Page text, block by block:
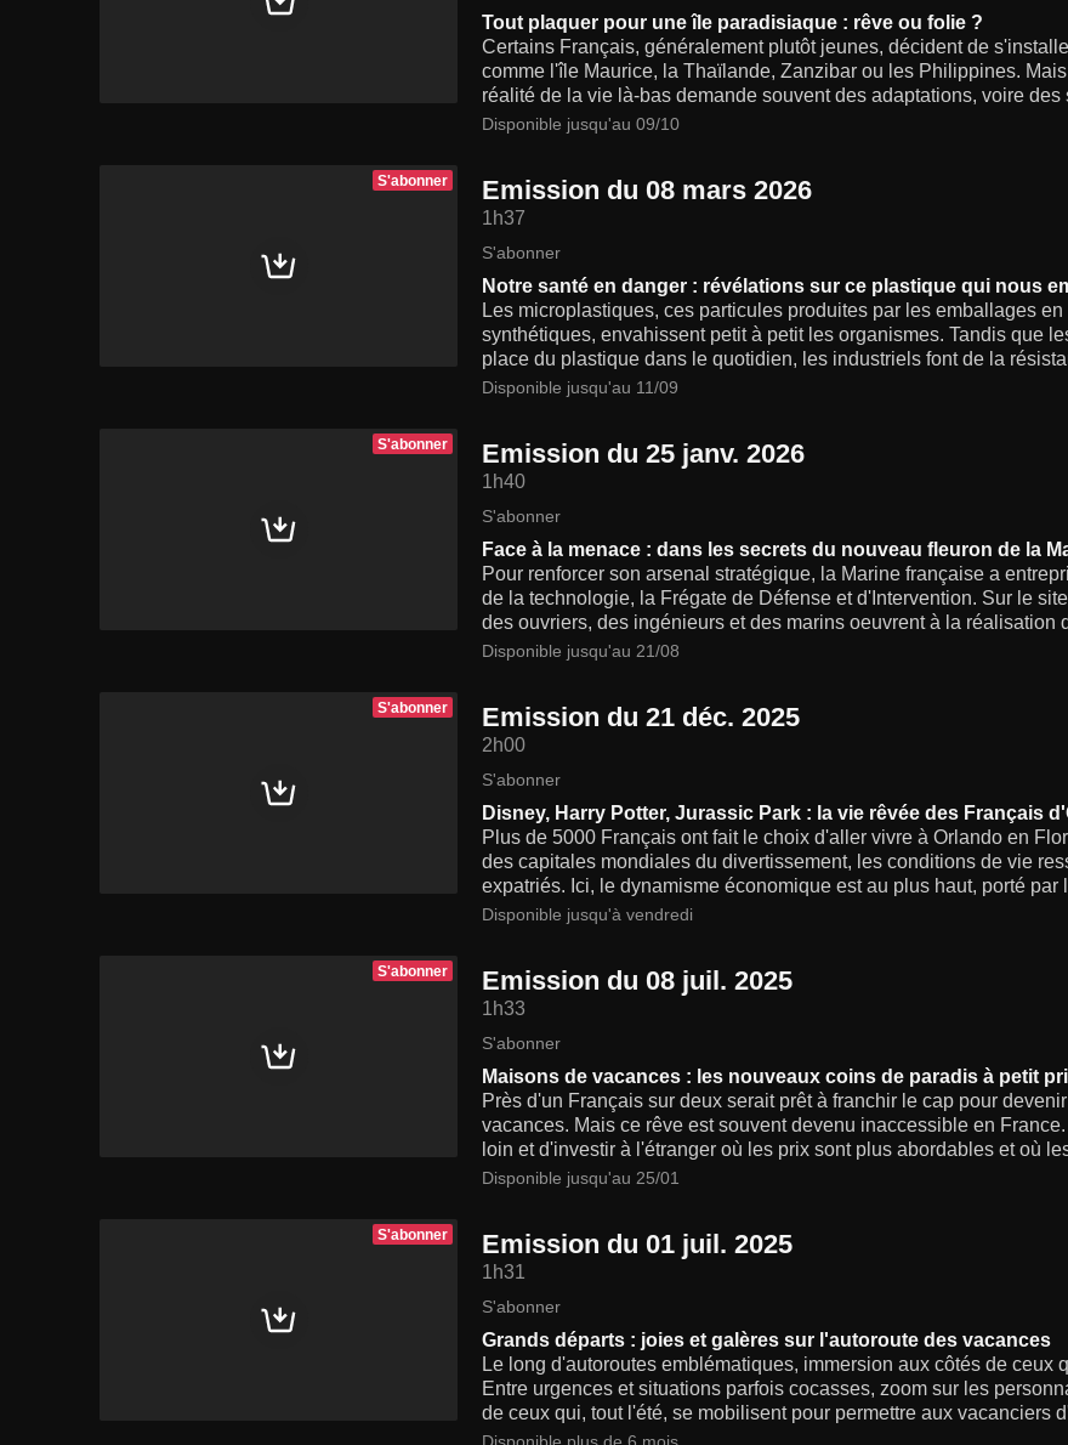
Tout plaquer pour une île paradisiaque : rêve ou folie ?
Certains Français, généralement plutôt jeunes, décident de
comme l'île Maurice, la Thaïlande, Zanzibar ou les Philippines.
réalité de la vie là-bas demande souvent des adaptations, voire des
Disponible jusqu'au 09/10
S'abonner Emission du 08 mars 2026
1h37
S'abonner
Notre santé en danger : révélations sur ce plastique qui nous
Les microplastiques, ces particules produites par les emballages
synthétiques, envahissent petit à petit les organismes. Tandis que
place du plastique dans le quotidien, les industriels font de la
Disponible jusqu'au 11/09
S'abonner Emission du 25 janv. 2026
1h40
S'abonner
Face à la menace : dans les secrets du nouveau fleuron de la
Pour renforcer son arsenal stratégique, la Marine française a
de la technologie, la Frégate de Défense et d'Intervention. Sur le
des ouvriers, des ingénieurs et des marins oeuvrent à la réalisation
Disponible jusqu'au 21/08
S'abonner Emission du 21 déc. 2025
2h00
S'abonner
Disney, Harry Potter, Jurassic Park : la vie rêvée des Français
Plus de 5000 Français ont fait le choix d'aller vivre à Orlando en
des capitales mondiales du divertissement, les conditions de vie
expatriés. Ici, le dynamisme économique est au plus haut, porté par
Disponible jusqu'à vendredi
S'abonner Emission du 08 juil. 2025
1h33
S'abonner
Maisons de vacances : les nouveaux coins de paradis à petit
Près d'un Français sur deux serait prêt à franchir le cap pour
vacances. Mais ce rêve est souvent devenu inaccessible en
loin et d'investir à l'étranger où les prix sont plus abordables et où
Disponible jusqu'au 25/01
S'abonner Emission du 01 juil. 2025
1h31
S'abonner
Grands départs : joies et galères sur l'autoroute des vacances
Le long d'autoroutes emblématiques, immersion aux côtés de ceux
Entre urgences et situations parfois cocasses, zoom sur les
de ceux qui, tout l'été, se mobilisent pour permettre aux vacanciers